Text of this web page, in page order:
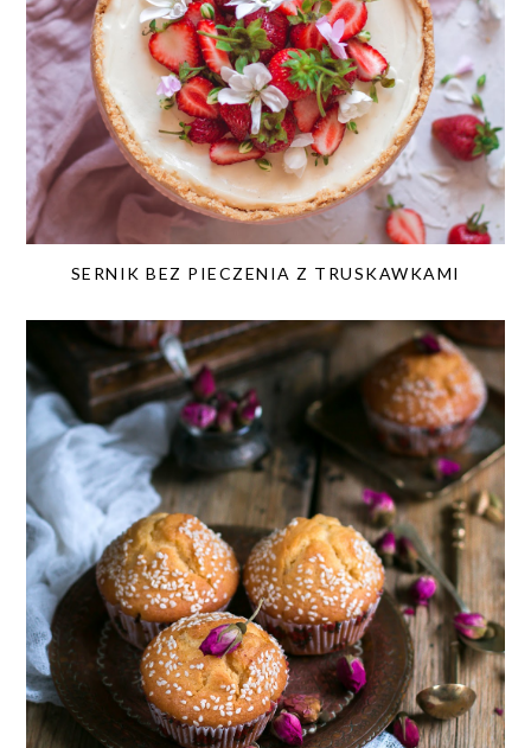
SERNIK BEZ PIECZENIA Z TRUSKAWKAMI